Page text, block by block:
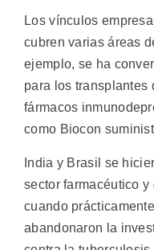
Los vínculos
cubren varias áreas
ejemplo, se ha
para los transplantes
fármacos
como Biocon
India y Brasil se
sector farmacéutico y
cuando
abandonaron la